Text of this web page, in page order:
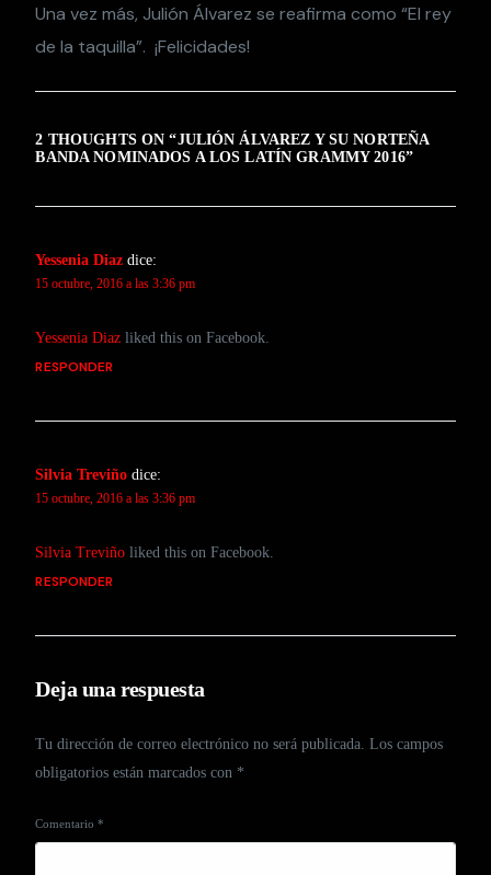
Una vez más, Julión Álvarez se reafirma como “El rey
de la taquilla”. ¡Felicidades!
2 THOUGHTS ON “JULIÓN ÁLVAREZ Y SU NORTEÑA
BANDA NOMINADOS A LOS LATÍN GRAMMY 2016”
Yessenia Diaz dice:
15 octubre, 2016 a las 3:36 pm
Yessenia Diaz liked this on Facebook.
RESPONDER
Silvia Treviño dice:
15 octubre, 2016 a las 3:36 pm
Silvia Treviño liked this on Facebook.
RESPONDER
Deja una respuesta
Tu dirección de correo electrónico no será publicada. Los campos
obligatorios están marcados con *
Comentario*